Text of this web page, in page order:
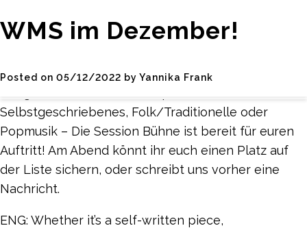
Monat:Dezember
2022
WMS im Dezember!
Posted on 05/12/2022 by Yannika Frank
23:00 Uhr | Zinnschmelze
Wir eröffnen die Session mit einem Open Mic!
Selbstgeschriebenes, Folk/Traditionelle oder
Popmusik – Die Session Bühne ist bereit für euren
Auftritt! Am Abend könnt ihr euch einen Platz auf
der Liste sichern, oder schreibt uns vorher eine
Nachricht.
ENG: Whether it’s a self-written piece,